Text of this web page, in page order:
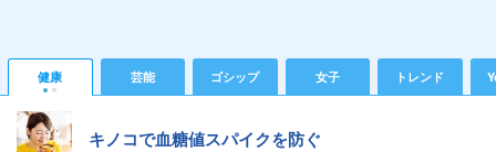
健康 芸能 ゴシップ 女子 トレンド
キノコで血糖値スパイクを防ぐ